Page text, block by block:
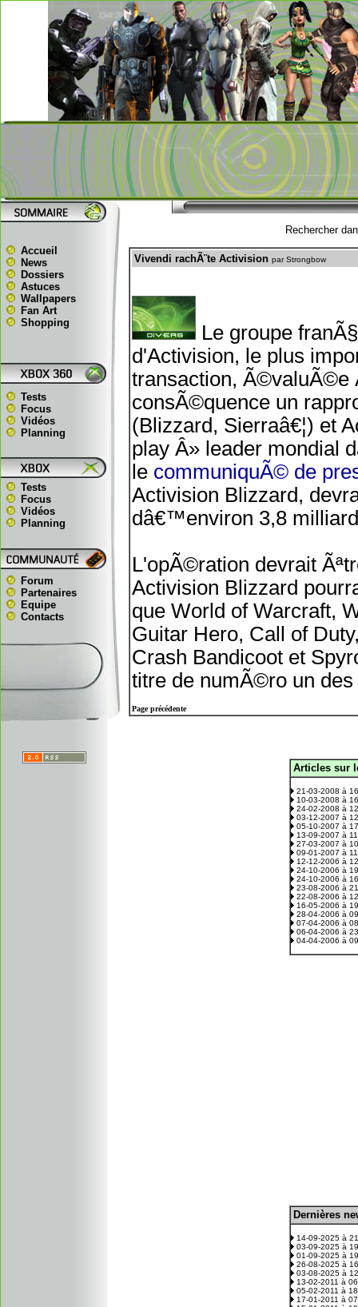
Accueil
News
Dossiers
Astuces
Wallpapers
Fan Art
Shopping
Tests
Focus
Vidéos
Planning
Tests
Focus
Vidéos
Planning
Forum
Partenaires
Equipe
Contacts
Rechercher
Vivendi rachÃ¨te Activision par Strongbow
Le groupe
d'Activision, le plus
transaction, Ã©valuÃ©e
consÃ©quence un
(Blizzard, Sierraâ€¦) et
play Â» leader mondial
le communiquÃ© de
Activision Blizzard,
dâ€™environ 3,8
L'opÃ©ration devrait
Activision Blizzard
que World of Warcraft,
Guitar Hero, Call of
Crash Bandicoot et
titre de numÃ©ro un
Page précédente
Articles sur
21-03-2008 à
10-03-2008 à
24-02-2008 à
03-12-2007 à
05-10-2007 à
13-09-2007 à
27-03-2007 à
09-01-2007 à
12-12-2006 à
24-10-2006 à
24-10-2006 à
23-08-2006 à
22-08-2006 à
16-05-2006 à
28-04-2006 à
07-04-2006 à
06-04-2006 à
04-04-2006 à
Dernières
14-09-2025 à
03-09-2025 à
01-09-2025 à
26-08-2025 à
03-08-2025 à
13-02-2011 à
05-02-2011 à
17-01-2011 à